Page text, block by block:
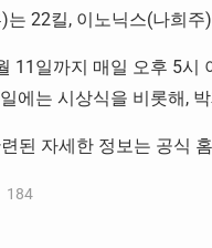
는 22킬, 이노닉스(나희
11일까지 매일 오후 5시
에는 시상식을 비롯해,
된 자세한 정보는 공식
184